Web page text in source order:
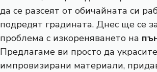
да се разсеят от обичайната си
подредят градината. Днес ще се
проблема с изкореняването на
Предлагаме ви просто да украсите
импровизирани материали,